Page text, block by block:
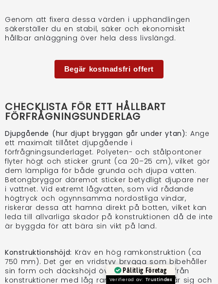
Genom att fixera dessa värden i upphandlingen
säkerställer du en stabil, säker och ekonomiskt
hållbar anläggning över hela dess livslängd.
Begär kostnadsfri offert
CHECKLISTA FÖR ETT HÅLLBART
FÖRFRÅGNINGSUNDERLAG
Djupgående (hur djupt bryggan går under ytan): Ange
ett maximalt tillåtet djupgående i
förfrågningsunderlaget. Polyeten- och stålpontoner
flyter högt och sticker grunt (ca 20–25 cm), vilket gör
dem lämpliga för både grunda och djupa vatten.
Betongbryggor däremot sticker betydligt djupare ner
i vattnet. Vid extremt lågvatten, som vid rådande
högtryck och ogynnsamma nordostliga vindar,
riskerar dessa att hamna direkt på botten, vilket kan
leda till allvarliga skador på konstruktionen då de inte
är byggda för att bära sin vikt på land.
Konstruktionshöjd: Kräv en hög ramkonstruktion (ca
750 mm). Det ger en vridstyv brygga som bibehåller
sin form och däckshöjd över tid, till skillnad från
konstruktioner med låg ramhöjd som lätt slår sig och
Pålitlig Företag
Verifierad av: Trustindex